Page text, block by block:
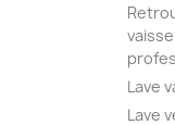
Lave
Lave